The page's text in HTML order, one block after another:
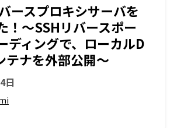
ースプロキシサーバを
！〜SSHリバースポー
ディングで、ローカルD
ナを外部公開〜
日